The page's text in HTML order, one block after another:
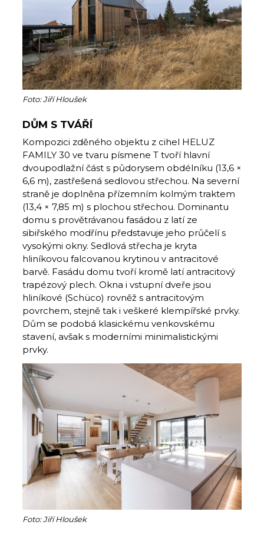
Foto: Jiří Hloušek
DŮM S TVÁŘÍ
Kompozici zděného objektu z cihel HELUZ
FAMILY 30 ve tvaru písmene T tvoří hlavní
dvoupodlažní část s půdorysem obdélníku (13,6 ×
6,6 m), zastřešená sedlovou střechou. Na severní
straně je doplněna přízemním kolmým traktem
(13,4 × 7,85 m) s plochou střechou. Dominantu
domu s provětrávanou fasádou z latí ze
sibiřského modřínu představuje jeho průčelí s
vysokými okny. Sedlová střecha je kryta
hliníkovou falcovanou krytinou v antracitové
barvě. Fasádu domu tvoří kromě latí antracitový
trapézový plech. Okna i vstupní dveře jsou
hliníkové (Schüco) rovněž s antracitovým
povrchem, stejně tak i veškeré klempířské prvky.
Dům se podobá klasickému venkovskému
stavení, avšak s moderními minimalistickými
prvky.
Foto: Jiří Hloušek